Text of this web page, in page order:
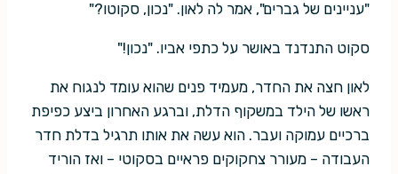
"עניינים של גברים", אמר לה לאון. "נכון, סקוטו?"
סקוט התנדנד באושר על כתפי אביו. "נכון!"
לאון חצה את החדר, מעמיד פנים שהוא עומד לנגוח את
ראשו של הילד במשקוף הדלת, וברגע האחרון ביצע כפיפת
ברכיים עמוקה ועבר. הוא עשה את אותו תרגיל בדלת חדר
העבודה – מעורר צחקוקים פראיים בסקוטי – ואז הוריד